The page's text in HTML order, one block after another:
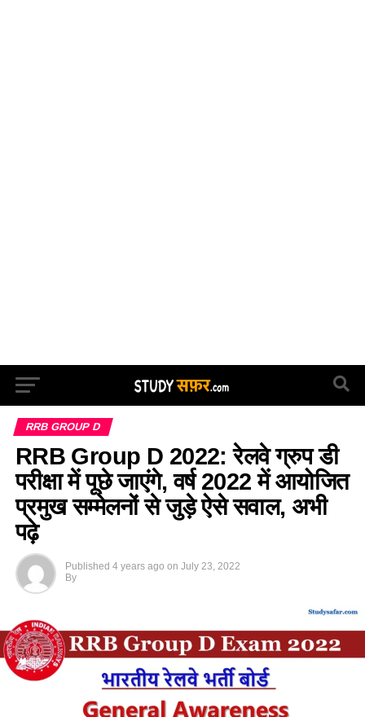
RRB GROUP D
RRB Group D 2022: रेलवे ग्रुप डी
परीक्षा में पूछे जाएंगे, वर्ष 2022 में आयोजित
प्रमुख सम्मेलनों से जुड़े ऐसे सवाल, अभी
पढ़े
Published 4 years ago on July 23, 2022
By